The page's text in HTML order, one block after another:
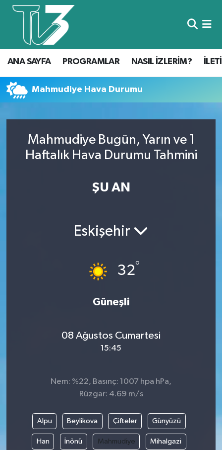
ANA SAYFA PROGRAMLAR NASIL İZLERİM?
Mahmudiye Hava Durumu
Mahmudiye Bugün, Yarın ve 1
Haftalık Hava Durumu Tahmini
ŞU AN
Eskişehir
32°
Güneşli
08 Ağustos Cumartesi
15:45
Nem: %22, Basınç: 1007 hpa hPa,
Rüzgar: 4.69 m/s
Alpu Beylikova Çifteler Günyüzü
Han İnönü Mahmudiye Mihalgazi
Foto Galeri
Canlı Yayın
ANA SAYFA
PROGRAMLAR
NASIL İZLERİM?
KÜNYE